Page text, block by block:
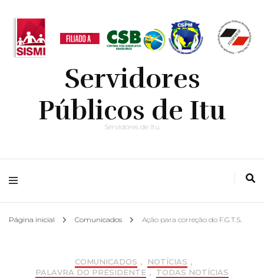
Servidores
Públicos de Itu
Servidores de Itu
Página inicial Comunicados Ação para correção do F.G.T.S.
COMUNICADOS , NOTÍCIAS ,
PALAVRA DO PRESIDENTE , TODAS NOTÍCIAS